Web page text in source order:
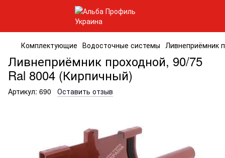
Комплектующие Водосточные системы Ливнеприёмник
Ливнеприёмник проходной, 90/75
Ral 8004 (Кирпичный)
Артикул: 690 Оставить отзыв